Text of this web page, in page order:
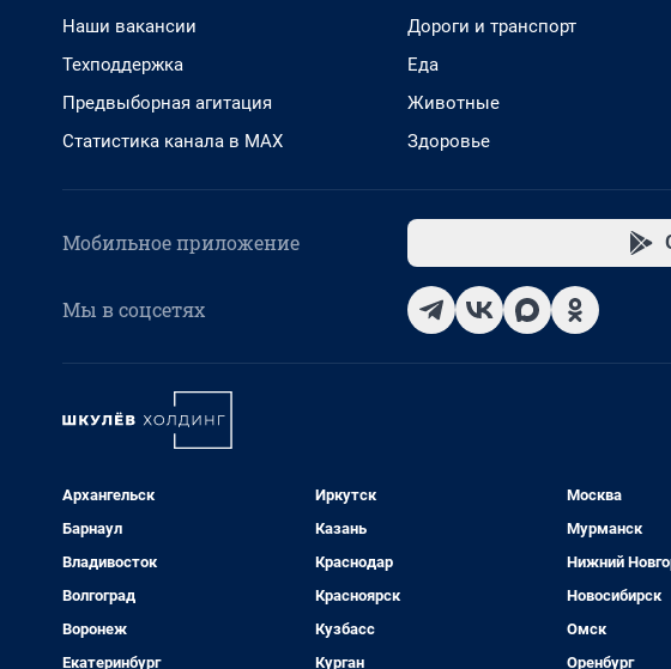
Наши вакансии
Техподдержка
Предвыборная агитация
Статистика канала в MAX
Дороги и транспорт
Еда
Животные
Здоровье
Мобильное приложение
Мы в соцсетях
Архангельск
Барнаул
Владивосток
Волгоград
Воронеж
Екатеринбург
Иркутск
Казань
Краснодар
Красноярск
Кузбасс
Курган
Москва
Мурманск
Нижний
Новосибирск
Омск
Оренбург